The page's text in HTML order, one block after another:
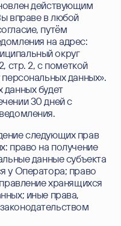
действующим
вправе в любой
путём
на адрес:
округ
стр. 2, с пометкой
данных».
будет
30 дней с
следующих прав
право на получение
данные субъекта
у Оператора; право
хранящихся
иные права,
данныхи
сПолитикой
данных.
данных